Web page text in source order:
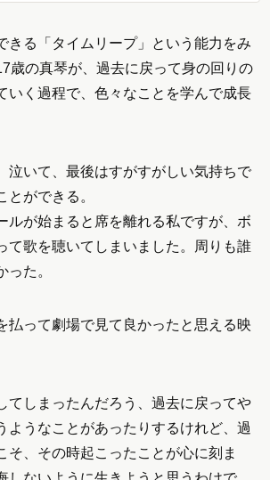
きる「タイムリープ」という能力をみ
歳の真琴が、過去に戻って身の回りの
いく過程で、色々なことを学んで成長
泣いて、最後はすがすがしい気持ちで
とができる。
ルが始まると席を離れる私ですが、ボ
て歌を聴いてしまいました。周りも誰
った。
払って劇場で見て良かったと思える映
てしまったんだろう、過去に戻ってや
ようなことがあったりするけれど、過
そ、その時起こったことが心に刻ま